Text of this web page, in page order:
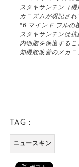
スタキサンチン（
カニズムが明記され
*6 マインド フルの
スタキサンチンは
内細胞を保護する
知機能改善のメカニ
TAG：
ニュースキン